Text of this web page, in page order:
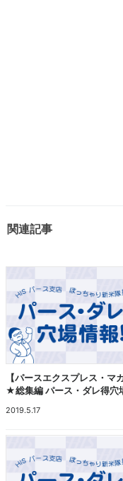
関連記事
【パースエクスプレス・マ
★総集編 パース・ダレ得穴
2019.5.17